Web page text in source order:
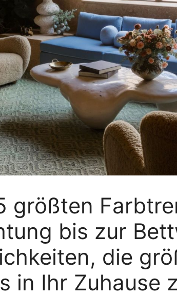
größten
bis zur
die
in Ihr Zuhause